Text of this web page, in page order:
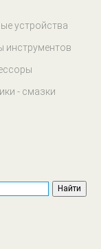
устройства
инструментов
- смазки